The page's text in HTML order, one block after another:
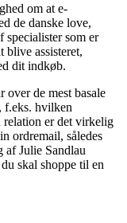
om at e-
de danske love,
specialister som er
assisteret,
dit indkøb.
de mest basale
f.eks. hvilken
relation er det virkelig
ordremail, således
af Julie Sandlau
skal shoppe til en